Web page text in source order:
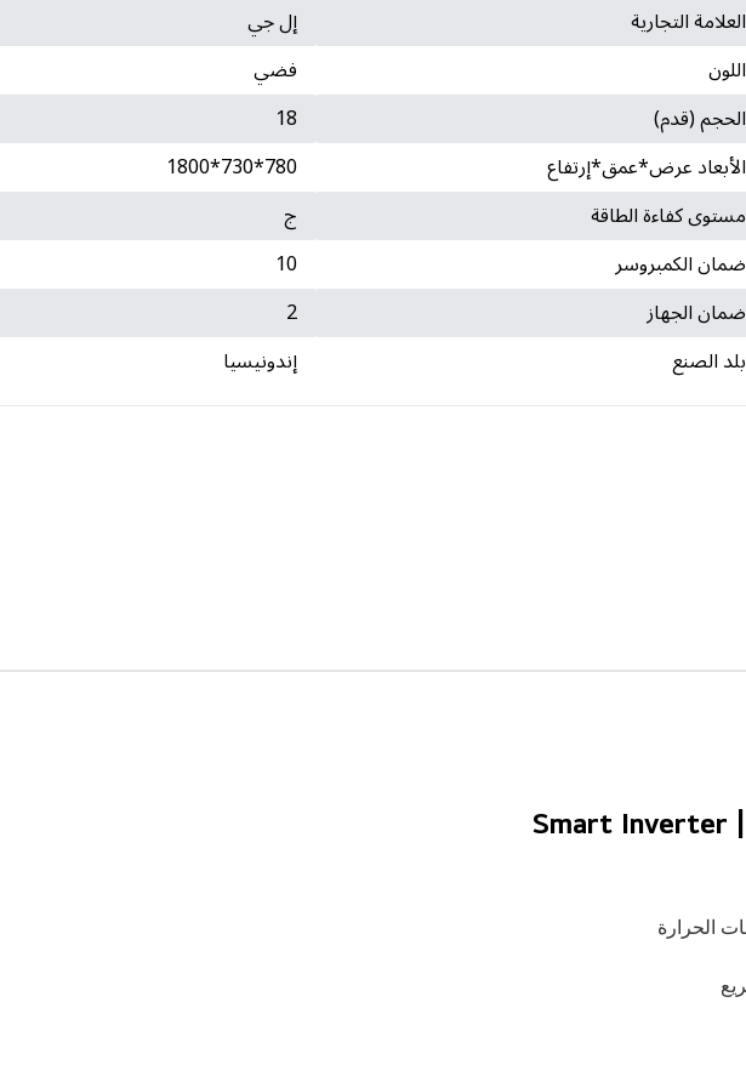
العلامة التجارية
إل جي
اللون
فضي
الحجم (قدم)
18
الأبعاد عرض*عمق*إرتفاع
780*730*1800
مستوى كفاءة الطاقة
ج
ضمان الكمبروسر
10
ضمان الجهاز
2
بلد الصنع
إندونيسيا